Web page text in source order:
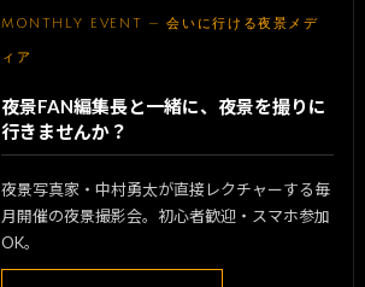
MONTHLY EVENT — 会いに行ける夜景メデ
ィア
夜景FAN編集長と一緒に、夜景を撮りに
行きませんか？
夜景写真家・中村勇太が直接レクチャーする毎
月開催の夜景撮影会。初心者歓迎・スマホ参加
OK。